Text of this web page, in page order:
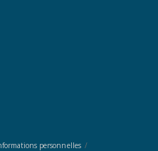
personnelles